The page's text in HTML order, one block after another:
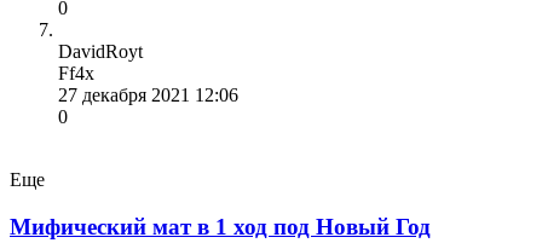
0
DavidRoyt
Ff4x
27 декабря 2021 12:06
0
Еще
Мифический мат в 1 ход под Новый Год